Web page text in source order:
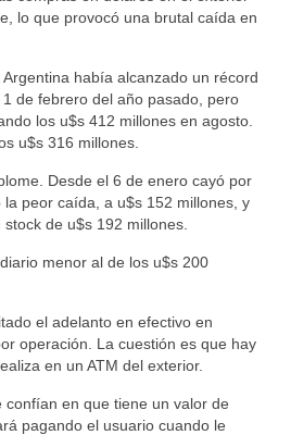
lo que provocó una brutal caída en
había alcanzado un récord
de febrero del año pasado, pero
los u$s 412 millones en agosto.
u$s 316 millones.
Desde el 6 de enero cayó por
peor caída, a u$s 152 millones, y
de u$s 192 millones.
menor al de los u$s 200
el adelanto en efectivo en
operación. La cuestión es que hay
en un ATM del exterior.
en que tiene un valor de
pagando el usuario cuando le